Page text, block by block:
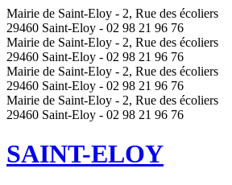
Mairie de Saint-Eloy - 2, Rue des écoliers
29460 Saint-Eloy - 02 98 21 96 76
Mairie de Saint-Eloy - 2, Rue des écoliers
29460 Saint-Eloy - 02 98 21 96 76
Mairie de Saint-Eloy - 2, Rue des écoliers
29460 Saint-Eloy - 02 98 21 96 76
Mairie de Saint-Eloy - 2, Rue des écoliers
29460 Saint-Eloy - 02 98 21 96 76
SAINT-ELOY